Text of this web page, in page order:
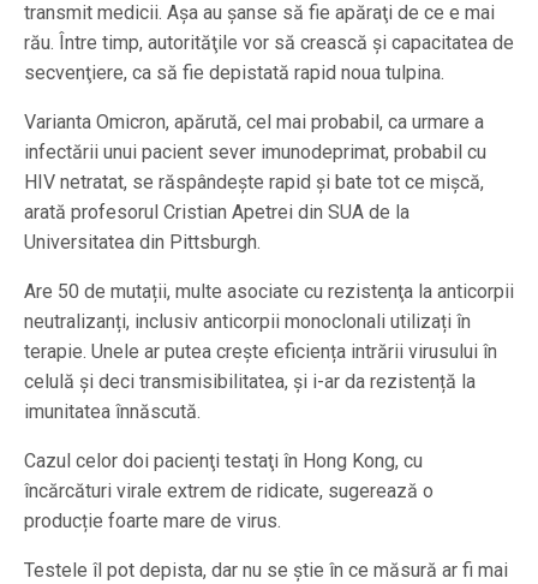
transmit medicii. Aşa au şanse să fie apăraţi de ce e mai
rău. Între timp, autorităţile vor să crească şi capacitatea de
secvenţiere, ca să fie depistată rapid noua tulpina.
Varianta Omicron, apărută, cel mai probabil, ca urmare a
infectării unui pacient sever imunodeprimat, probabil cu
HIV netratat, se răspândește rapid şi bate tot ce mișcă,
arată profesorul Cristian Apetrei din SUA de la
Universitatea din Pittsburgh.
Are 50 de mutații, multe asociate cu rezistenţa la anticorpii
neutralizanți, inclusiv anticorpii monoclonali utilizați în
terapie. Unele ar putea creşte eficiența intrării virusului în
celulă și deci transmisibilitatea, şi i-ar da rezistență la
imunitatea înnăscută.
Cazul celor doi pacienţi testaţi în Hong Kong, cu
încărcături virale extrem de ridicate, sugerează o
producție foarte mare de virus.
Testele îl pot depista, dar nu se ştie în ce măsură ar fi mai